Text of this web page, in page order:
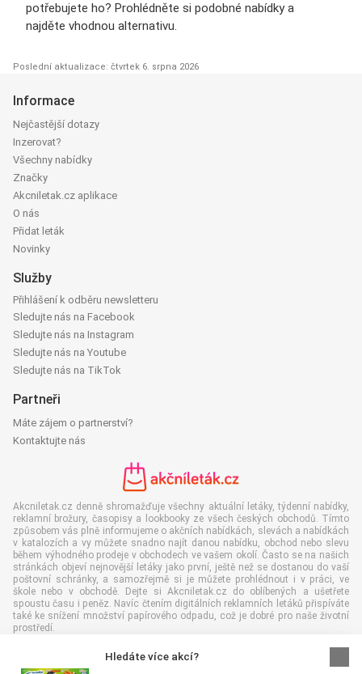
potřebujete ho? Prohlédněte si podobné nabídky a
najděte vhodnou alternativu.
Poslední aktualizace: čtvrtek 6. srpna 2026
Hledáte více akcí?
Informace
Nejčastější dotazy
Inzerovat?
Všechny nabídky
Značky
Akcniletak.cz aplikace
O nás
Přidat leták
Novinky
Služby
Přihlášení k odběru newsletteru
Sledujte nás na Facebook
Sledujte nás na Instagram
Sledujte nás na Youtube
Sledujte nás na TikTok
Partneři
Máte zájem o partnerství?
Kontaktujte nás
Akcniletak.cz denně shromažďuje všechny aktuální letáky, týdenní nabídky,
reklamní brožury, časopisy a lookbooky ze všech českých obchodů. Tímto
způsobem vás plně informujeme o akčních nabídkách, slevách a nabídkách
v katalozích a vy můžete snadno najít danou nabídku, obchod nebo slevu
během výhodného prodeje v obchodech ve vašem okolí. Často se na našich
stránkách objeví nejnovější letáky jako první, ještě než se dostanou do vaší
poštovní schránky, a samozřejmě si je můžete prohlédnout i v práci, ve
škole nebo v obchodě. Dejte si Akcniletak.cz do oblíbených a ušetřete
spoustu času i peněz. Navíc čtením digitálních reklamních letáků přispíváte
také ke snížení množství papírového odpadu, což je dobré pro naše životní
prostředí.